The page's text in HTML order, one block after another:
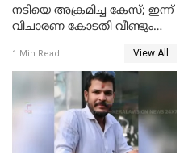
നടിയെ അക്രമിച്ച കേസ്; ഇന്ന്
വിചാരണ കോടതി വീണ്ടും
1 Min Read View All